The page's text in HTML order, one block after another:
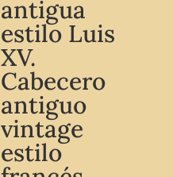
antigua
estilo Luis
XV.
Cabecero
antiguo
vintage
estilo